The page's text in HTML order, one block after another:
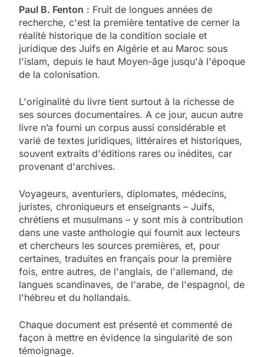
Paul B. Fenton : Fruit de longues années de
recherche, c'est la première tentative de cerner la
réalité historique de la condition sociale et
juridique des Juifs en Algérie et au Maroc sous
l'islam, depuis le haut Moyen-âge jusqu'à l'époque
de la colonisation.
L'originalité du livre tient surtout à la richesse de
ses sources documentaires. A ce jour, aucun autre
livre n’a fourni un corpus aussi considérable et
varié de textes juridiques, littéraires et historiques,
souvent extraits d'éditions rares ou inédites, car
provenant d'archives.
Voyageurs, aventuriers, diplomates, médecins,
juristes, chroniqueurs et enseignants – Juifs,
chrétiens et musulmans – y sont mis à contribution
dans une vaste anthologie qui fournit aux lecteurs
et chercheurs les sources premières, et, pour
certaines, traduites en français pour la première
fois, entre autres, de l'anglais, de l'allemand, de
langues scandinaves, de l'arabe, de l'espagnol, de
l'hébreu et du hollandais.
Chaque document est présenté et commenté de
façon à mettre en évidence la singularité de son
témoignage.